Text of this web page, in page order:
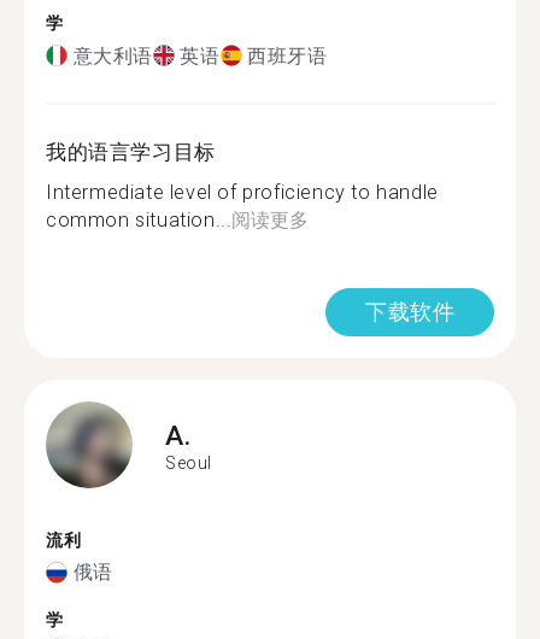
学
意大利语 英语 西班牙语
我的语言学习目标
Intermediate level of proficiency to handle
common situation... 阅读更多
下载软件
A.
Seoul
流利
俄语
学